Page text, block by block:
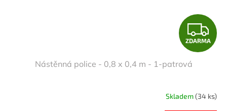
Z
D
R
ZDARMA
Nástěnná police - 0,8 x 0,4 m - 1-patrová
Skladem(34 ks)